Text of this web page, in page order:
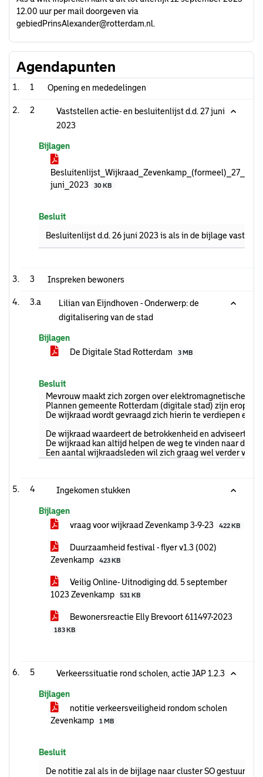
12.00 uur per mail doorgeven via
gebiedPrinsAlexander@rotterdam.nl.
Agendapunten
1 Opening en mededelingen
2
Vaststellen actie- en besluitenlijst d.d. 27 juni
2023
Bijlagen
Besluitenlijst_Wijkraad_Zevenkamp_(formeel)_27_
juni_2023
30 KB
Besluit
Besluitenlijst d.d. 26 juni 2023 is als in de bijlage
3 Inspreken bewoners
3.a
Lilian van Eijndhoven - Onderwerp: de
digitalisering van de stad
Bijlagen
De Digitale Stad Rotterdam
3 MB
Besluit
Mevrouw maakt zich zorgen over elektromagnetische
Plannen gemeente Rotterdam (digitale stad) zijn erop
De wijkraad wordt gevraagd zich hierin te verdiepen en
De wijkraad waardeert de betrokkenheid en adviseert
De wijkraad kan altijd helpen de weg te vinden naar de
Een aantal wijkraadsleden wil zich graag wel verder
4 Ingekomen stukken
Bijlagen
vraag voor wijkraad Zevenkamp 3-9-23
422 KB
Duurzaamheid festival - flyer v1.3 (002)
Zevenkamp
423 KB
Veilig Online- Uitnodiging dd. 5 september
1023 Zevenkamp
531 KB
Bewonersreactie Elly Brevoort 611497-2023
183 KB
5 Verkeerssituatie rond scholen, actie JAP 1.2.3
Bijlagen
notitie verkeersveiligheid rondom scholen
Zevenkamp
1 MB
Besluit
De notitie zal als in de bijlage naar cluster SO gestuurd